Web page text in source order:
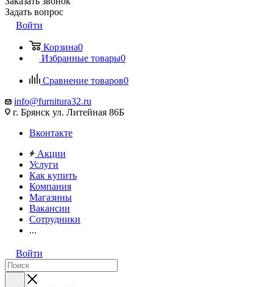
Задать вопрос
Войти
Корзина0
Избранные товары0
Сравнение товаров0
info@furnitura32.ru
г. Брянск ул. Литейная 86Б
Вконтакте
Акции
Услуги
Как купить
Компания
Магазины
Вакансии
Сотрудники
...
Войти